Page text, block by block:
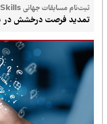
ثبت‌نام مسابقات جهانی WorldSkills تا پایان شهریور ادامه دارد
تمدید فرصت درخشش در